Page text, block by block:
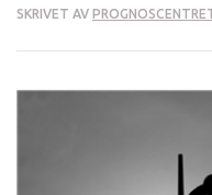
SKRIVET AV